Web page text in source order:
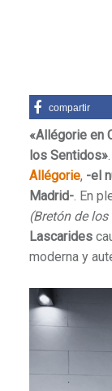
compartir
«Allégorie en
los Sentidos».
Allégorie, -el
Madrid-. En
(Bretón de
Lascarides
moderna y